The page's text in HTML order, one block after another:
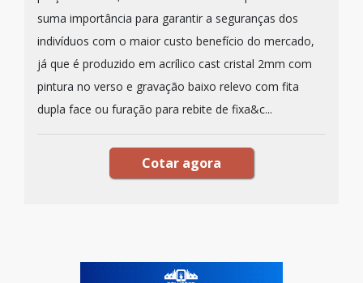
suma importância para garantir a seguranças dos
indivíduos com o maior custo benefício do mercado,
já que é produzido em acrílico cast cristal 2mm com
pintura no verso e gravação baixo relevo com fita
dupla face ou furação para rebite de fixa&c...
Cotar agora